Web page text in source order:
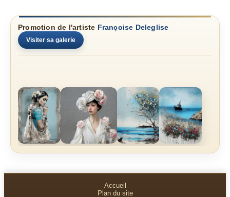
Promotion de l'artiste Françoise Deleglise
Visiter sa galerie
Accueil
Plan du site